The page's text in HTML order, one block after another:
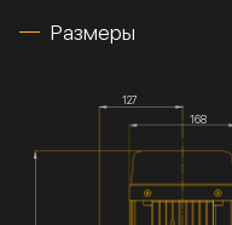
Размеры
127
168